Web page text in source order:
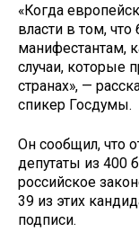
«Когда
власти в том,
манифестантам,
случаи, которые
странах», —
спикер Госдумы.
Он сообщил, что
депутаты из 400
российское
39 из этих
подписи.